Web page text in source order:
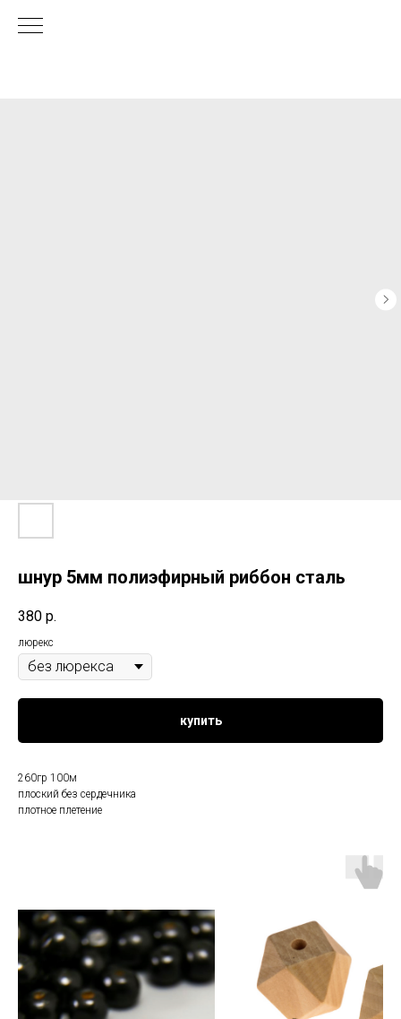
шнур 5мм полиэфирный риббон сталь
380 р.
люрекс
купить
260гр 100м
плоский без сердечника
плотное плетение